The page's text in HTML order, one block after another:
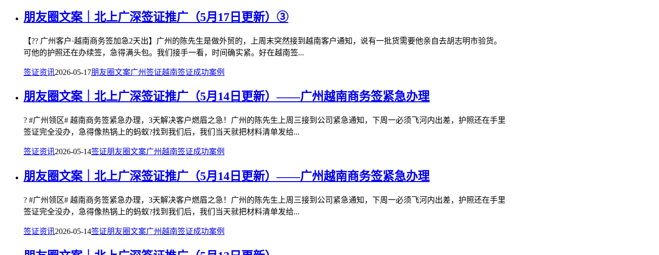
朋友圈文案｜北上广深签证推广（5月17日更新）③
【?? 广州客户·越南商务签加急2天出】广州的陈先生是做外贸的，上周末突然接到越南客户通知，说有一批货需要他亲自去胡志明市验货。
可他的护照还在办续签，急得满头包。我们接手一看，时间确实紧。好在越南签...
签证资讯2026-05-17朋友圈文案广州签证越南签证成功案例
朋友圈文案｜北上广深签证推广（5月14日更新）——广州越南商务签紧急办理
? #广州领区# 越南商务签紧急办理，3天解决客户燃眉之急！广州的陈先生上周三接到公司紧急通知，下周一必须飞河内出差，护照还在手里
签证完全没办，急得像热锅上的蚂蚁?找到我们后，我们当天就把材料清单发给...
签证资讯2026-05-14签证朋友圈文案广州越南签证成功案例
朋友圈文案｜北上广深签证推广（5月14日更新）——广州越南商务签紧急办理
? #广州领区# 越南商务签紧急办理，3天解决客户燃眉之急！广州的陈先生上周三接到公司紧急通知，下周一必须飞河内出差，护照还在手里
签证完全没办，急得像热锅上的蚂蚁?找到我们后，我们当天就把材料清单发给...
签证资讯2026-05-14签证朋友圈文案广州越南签证成功案例